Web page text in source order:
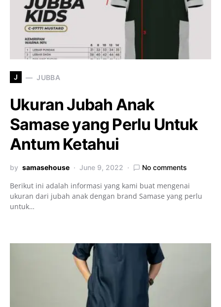
J JUBBA
Ukuran Jubah Anak
Samase yang Perlu Untuk
Antum Ketahui
by samasehouse June 9, 2022 No comments
Berikut ini adalah informasi yang kami buat mengenai
ukuran dari jubah anak dengan brand Samase yang perlu
untuk…